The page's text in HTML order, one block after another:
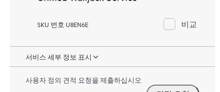
SKU 번호 U8EN6E 비교
서비스 세부 정보 표시
사용자 정의 견적 요청을 제출하십시오